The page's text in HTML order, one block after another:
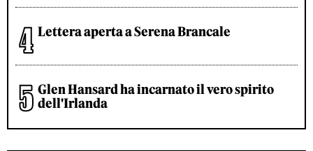
Lettera aperta a Serena Brancale
Glen Hansard ha incarnato il vero spirito
dell'Irlanda